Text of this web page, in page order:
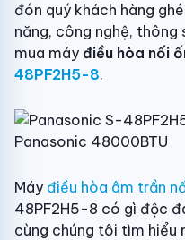
đón quý khách hàng
năng, công nghệ, thông
mua máy điều hòa nối
48PF2H5-8.
Máy điều hòa âm trần
48PF2H5-8 có gì độc
cùng chúng tôi tìm hiểu